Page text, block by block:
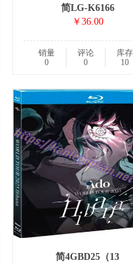
简LG-K6166
￥36.00
销量
0
评论
0
库存
10
简4GBD25（13